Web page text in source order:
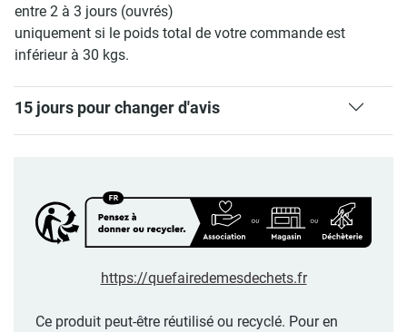
entre 2 à 3 jours (ouvrés)
uniquement si le poids total de votre commande est
inférieur à 30 kgs.
15 jours pour changer d'avis
https://quefairedemesdechets.fr
Ce produit peut-être réutilisé ou recyclé. Pour en